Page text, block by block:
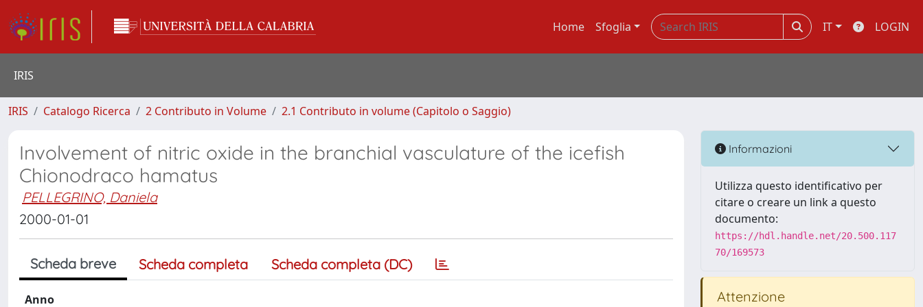
Home Sfoglia IT LOGIN
IRIS
IRIS Catalogo Ricerca 2 Contributo in Volume 2.1 Contributo in volume (Capitolo o Saggio)
Involvement of nitric oxide in the branchial vasculature of the icefish
Chionodraco hamatus
PELLEGRINO, Daniela
2000-01-01
Scheda breve Scheda completa Scheda completa (DC)
Anno
Informazioni
Utilizza questo identificativo per
citare o creare un link a questo
documento:
https://hdl.handle.net/20.500.117
70/169573
Attenzione